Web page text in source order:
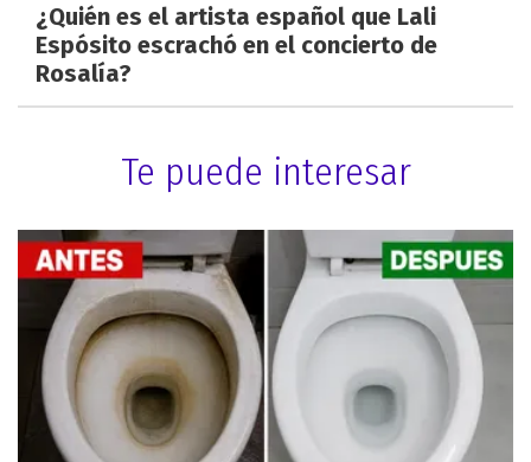
¿Quién es el artista español que Lali
Espósito escrachó en el concierto de
Rosalía?
Te puede interesar